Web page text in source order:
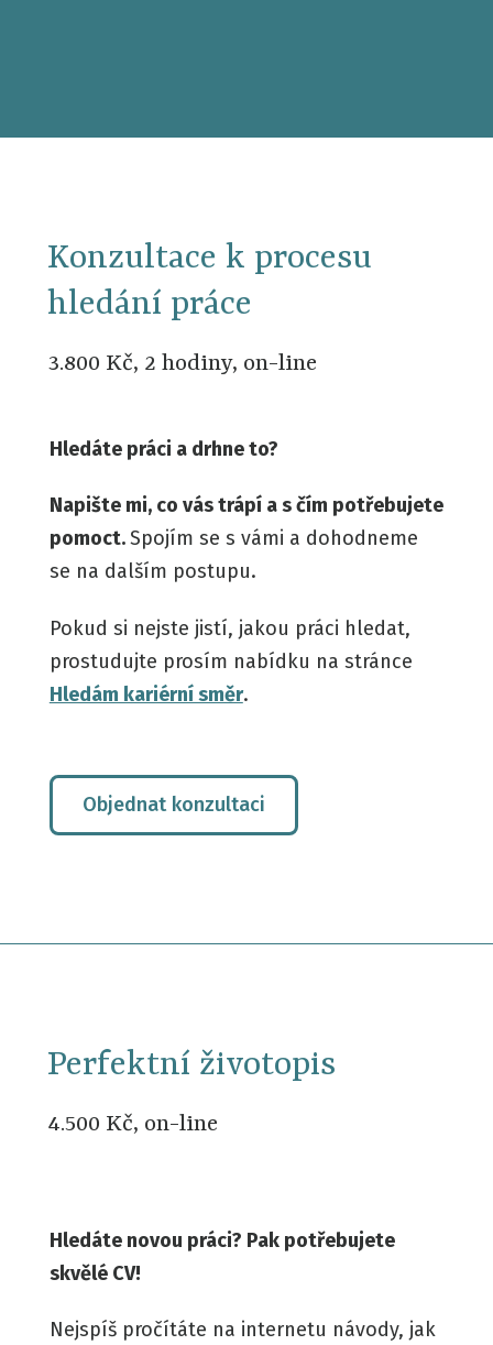
Konzultace k procesu
hledání práce
3.800 Kč, 2 hodiny, on-line
Hledáte práci a drhne to?
Napište mi, co vás trápí a s čím potřebujete
pomoct.Spojím se s vámi a dohodneme
se na dalším postupu.
Pokud si nejste jistí, jakou práci hledat,
prostudujte prosím nabídku na stránce
Hledám kariérní směr.
Objednat konzultaci
Perfektní životopis
4.500 Kč, on-line
Hledáte novou práci? Pak potřebujete
skvělé CV!
Nejspíš pročítáte na internetu návody, jak